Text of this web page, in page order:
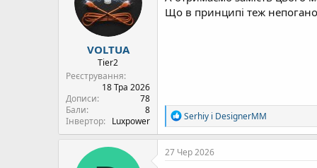
ї
VOLTUA
Tier2
Реєстрування
18 Тра 2026
Дописи
78
Бали
8
Інвертор
Luxpower
Що в принципі теж непогано
Р
е
а
к
ц
Serhiy і DesignerMM
27 Чер 2026